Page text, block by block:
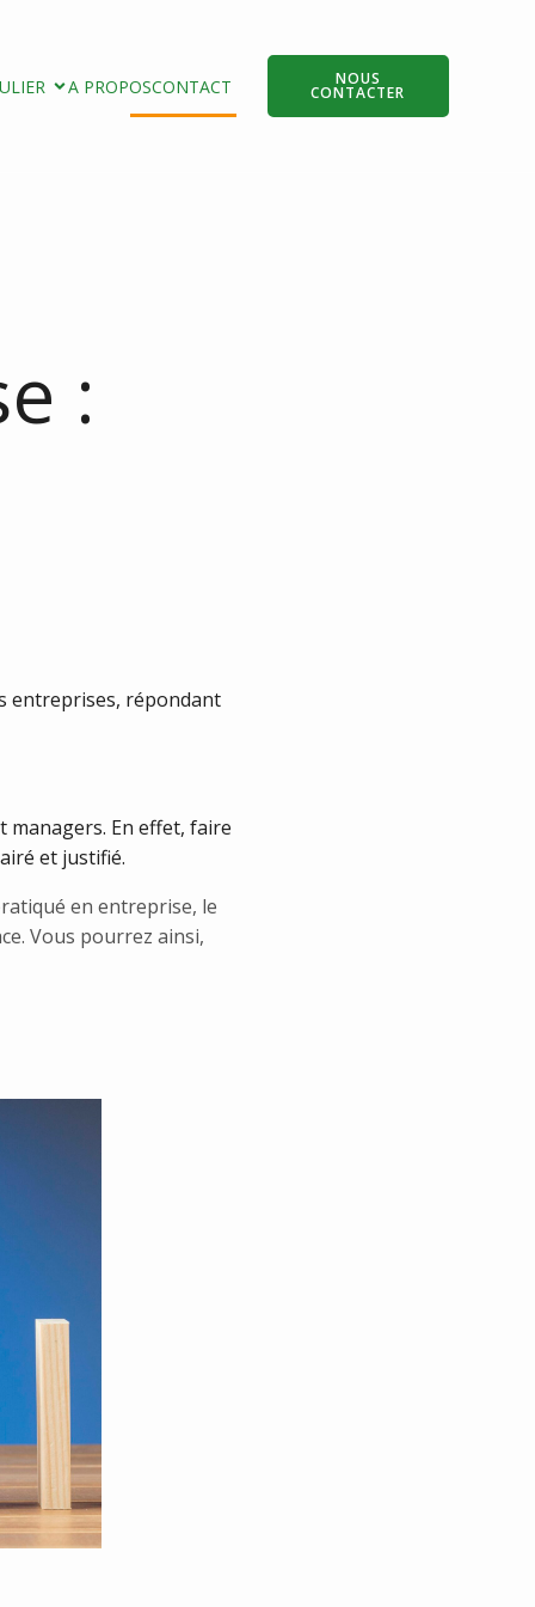
A PROPOSCONTACT NOUS
CONTACTER
:
entreprises, répondant
managers. En effet, faire
et justifié.
en entreprise, le
Vous pourrez ainsi,